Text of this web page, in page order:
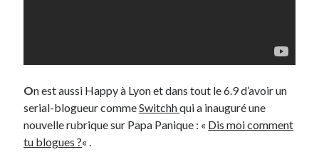
On est aussi Happy à Lyon et dans tout le 6.9 d’avoir un
serial-blogueur commeSwitchhqui a inauguré une
nouvelle rubrique sur Papa Panique : « Dis moi comment
tu blogues ?« .